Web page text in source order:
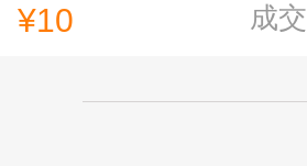
¥10 成交